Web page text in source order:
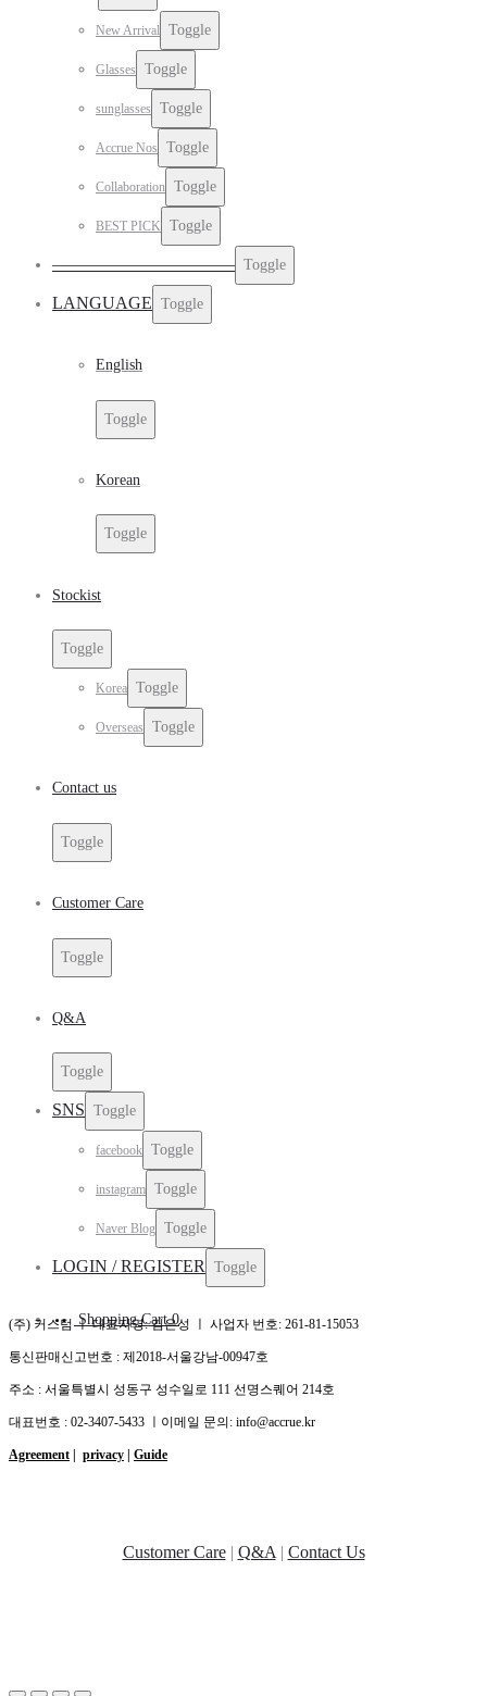
New Arrival Toggle
Glasses Toggle
sunglasses Toggle
Accrue Nos Toggle
Collaboration Toggle
BEST PICK Toggle
——————————– Toggle
LANGUAGE Toggle
English
Toggle
Korean
Toggle
Stockist
Toggle
Korea Toggle
Overseas Toggle
Contact us
Toggle
Customer Care
Toggle
Q&A
Toggle
SNS Toggle
facebook Toggle
instagram Toggle
Naver Blog Toggle
LOGIN / REGISTER Toggle
Shopping Cart 0
(주) 커스텀 ㅣ 대표자명: 김은성 ㅣ 사업자 번호: 261-81-15053
통신판매신고번호 : 제2018-서울강남-00947호
주소 : 서울특별시 성동구 성수일로 111 선명스퀘어 214호
대표번호 : 02-3407-5433 ㅣ이메일 문의: info@accrue.kr
Agreement privacy Guide
Customer Care| Q&A | Contact Us